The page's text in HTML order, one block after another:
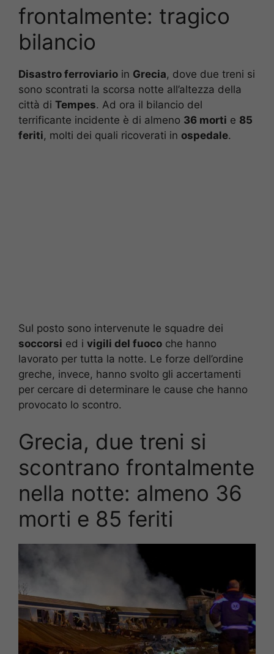
frontalmente: tragico
bilancio
Disastro ferroviario in Grecia, dove due treni si
sono scontrati la scorsa notte all’altezza della
città di Tempes. Ad ora il bilancio del
terrificante incidente è di almeno 36 morti e 85
feriti, molti dei quali ricoverati in ospedale.
Sul posto sono intervenute le squadre dei
soccorsi ed i vigili del fuoco che hanno
lavorato per tutta la notte. Le forze dell’ordine
greche, invece, hanno svolto gli accertamenti
per cercare di determinare le cause che hanno
provocato lo scontro.
Grecia, due treni si
scontrano frontalmente
nella notte: almeno 36
morti e 85 feriti